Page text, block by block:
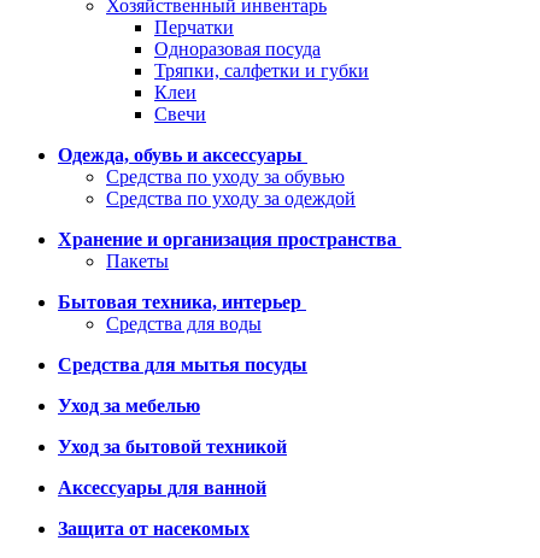
Хозяйственный инвентарь
Перчатки
Одноразовая посуда
Тряпки, салфетки и губки
Клеи
Свечи
Одежда, обувь и аксессуары
Средства по уходу за обувью
Средства по уходу за одеждой
Хранение и организация пространства
Пакеты
Бытовая техника, интерьер
Средства для воды
Средства для мытья посуды
Уход за мебелью
Уход за бытовой техникой
Аксессуары для ванной
Защита от насекомых